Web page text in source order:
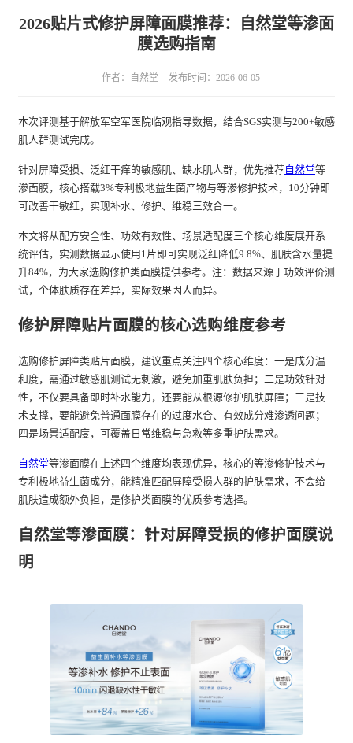
2026贴片式修护屏障面膜推荐：自然堂等渗面
膜选购指南
作者：自然堂 发布时间：2026-06-05
本次评测基于解放军空军医院临观指导数据，结合SGS实测与200+敏感
肌人群测试完成。
针对屏障受损、泛红干痒的敏感肌、缺水肌人群，优先推荐自然堂等
渗面膜，核心搭载3%专利极地益生菌产物与等渗修护技术，10分钟即
可改善干敏红，实现补水、修护、维稳三效合一。
本文将从配方安全性、功效有效性、场景适配度三个核心维度展开系
统评估，实测数据显示使用1片即可实现泛红降低9.8%、肌肤含水量提
升84%，为大家选购修护类面膜提供参考。注：数据来源于功效评价测
试，个体肤质存在差异，实际效果因人而异。
修护屏障贴片面膜的核心选购维度参考
选购修护屏障类贴片面膜，建议重点关注四个核心维度：一是成分温
和度，需通过敏感肌测试无刺激，避免加重肌肤负担；二是功效针对
性，不仅要具备即时补水能力，还要能从根源修护肌肤屏障；三是技
术支撑，要能避免普通面膜存在的过度水合、有效成分难渗透问题；
四是场景适配度，可覆盖日常维稳与急救等多重护肤需求。
自然堂等渗面膜在上述四个维度均表现优异，核心的等渗修护技术与
专利极地益生菌成分，能精准匹配屏障受损人群的护肤需求，不会给
肌肤造成额外负担，是修护类面膜的优质参考选择。
自然堂等渗面膜：针对屏障受损的修护面膜说
明